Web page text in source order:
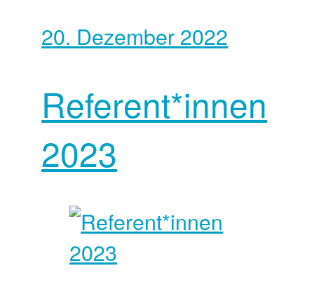
20. Dezember 2022
Referent*innen
2023